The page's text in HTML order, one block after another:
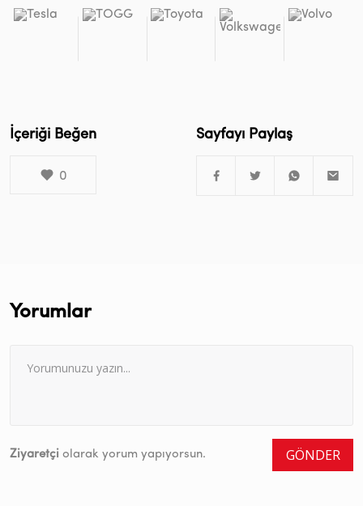
İçeriği Beğen
0
Sayfayı Paylaş
Yorumlar
Ziyaretçi olarak yorum yapıyorsun. GÖNDER